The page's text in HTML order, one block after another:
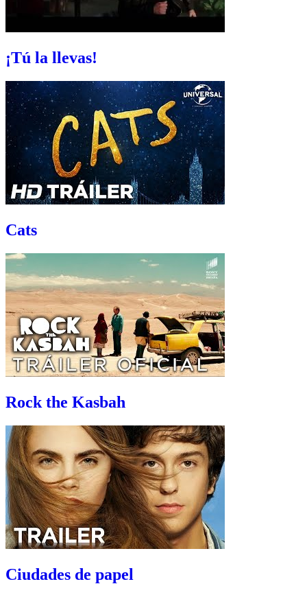
¡Tú la llevas!
Cats
Rock the Kasbah
Ciudades de papel